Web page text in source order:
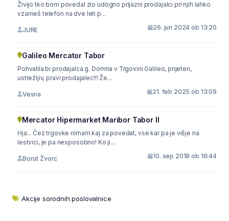
Živijo tko bom povedal zlo udogno prijazni prodajalci pri njih lahko
vzameš telefon na dve leti p...
JURE 26. jun 2024 ob 13:20
Galileo Mercator Tabor
Pohvalila bi prodajalca g. Domna v Trgovini Galileo, prijeten,
ustrežljiv, pravi prodajalec!!! Že...
Vesna 21. feb 2025 ob 13:09
Mercator Hipermarket Maribor Tabor II
Hja... Čez trgovke nimam kaj za povedat, vse kar pa je višje na
lestvici, je pa nesposobno! Ko ji...
Borut Žvorc 10. sep 2018 ob 16:44
Akcije sorodnih poslovalnice